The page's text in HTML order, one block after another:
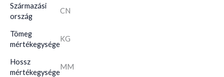
Származási
ország
CN
Tömeg
mértékegysége
KG
Hossz
mértékegysége
MM